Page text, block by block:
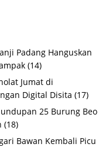
Padang Hanguskan
(14)
Jumat di
Digital Disita (17)
25 Burung Beo
(18)
Bawan Kembali Picu